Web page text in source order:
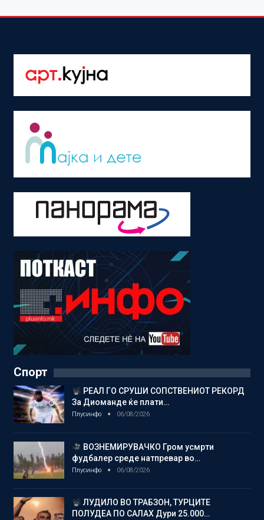
Спорт
РЕАЛ ГО СРУШИ СОПСТВЕНИОТ РЕКОРД
За Диоманде ќе плати…
Плусинфо 06/08/2026
ВОЗНЕМИРУВАЧКО Гром усмрти
фудбалер среде натпревар во…
Плусинфо 06/08/2026
ЛУДИЛО ВО ТРАБЗОН, ТУРЦИТЕ
ПОЛУДЕА ПО САЛАХ Дури 25.000…